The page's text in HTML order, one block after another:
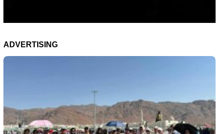
ADVERTISING